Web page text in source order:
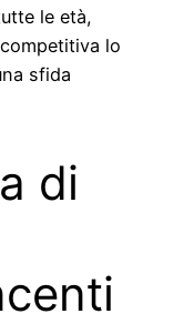
le età,
lo
sfida
di